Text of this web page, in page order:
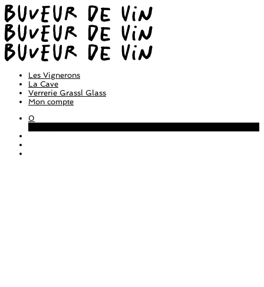
Les Vignerons
La Cave
Verrerie Grassl Glass
Mon compte
0